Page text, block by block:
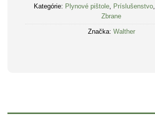
Kategórie: Plynové pištole, Príslušenstvo,
Zbrane
Značka: Walther